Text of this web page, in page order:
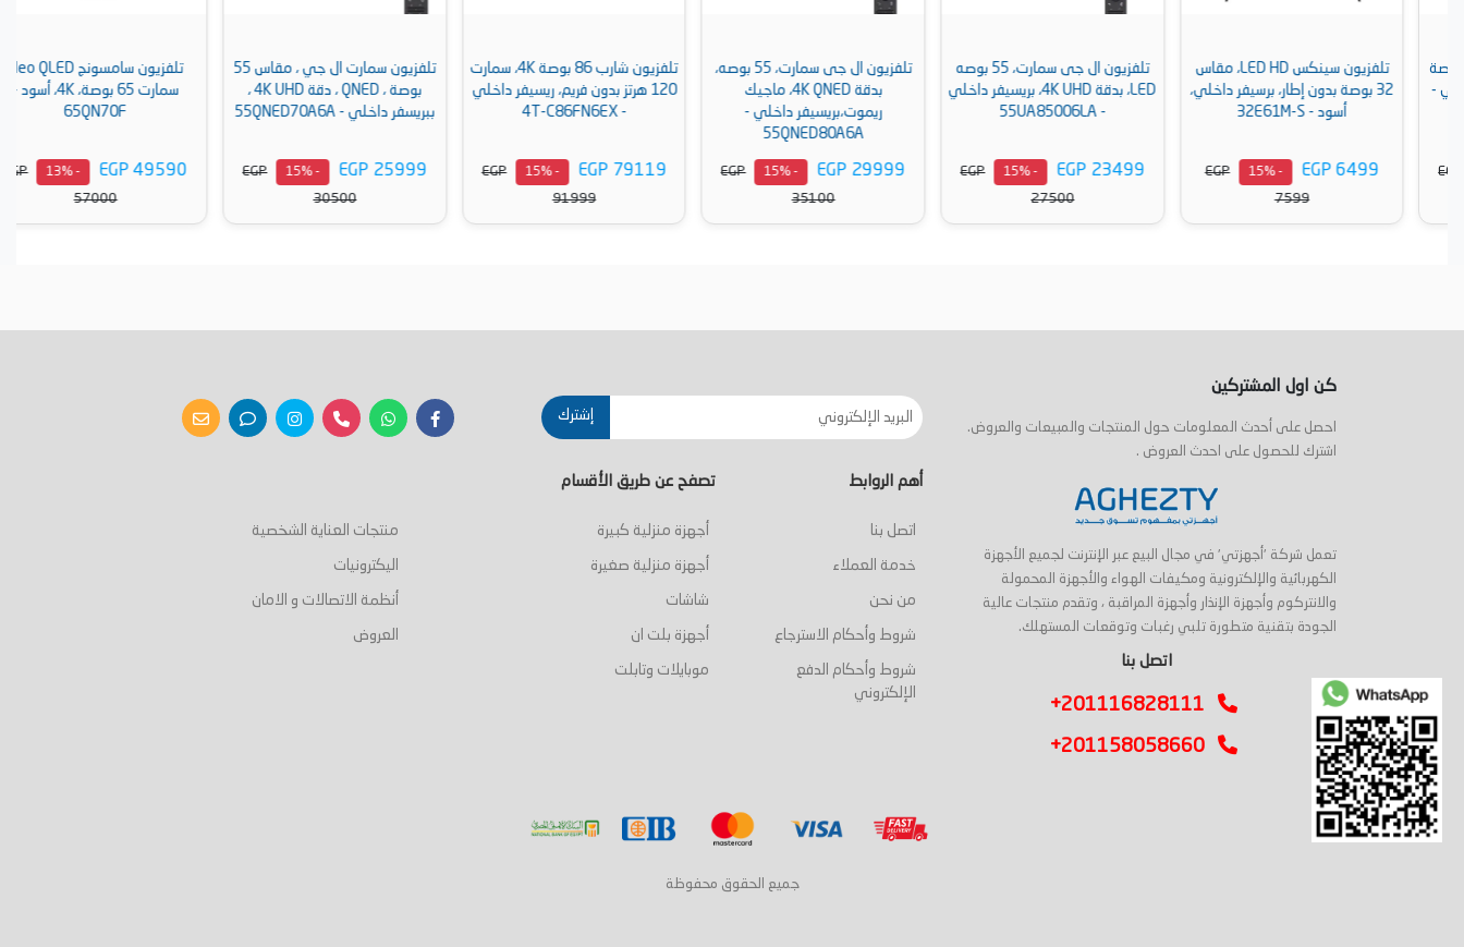
تلفزيون سينكس LED HD، مقاس
32 بوصة بدون إطار، برسيفر داخلي،
EGP 6499
- 15%
EGP
تلفزيون ال جى سمارت، 55 بوصه
LED، بدقة 4K UHD، بريسيفر داخلي
EGP 23499
- 15%
EGP
27500
تلفزيون ال جى سمارت، 55 بوصه،
بدقة 4K QNED، ماجيك
ريموت،بريسيفر داخلي -
55QNED80A6A
EGP 29999
- 15%
EGP
35100
تلفزيون شارب 86 بوصة 4K، سمارت
120 هرتز بدون فريم، ريسيفر داخلي
EGP 79119
- 15%
EGP
91999
تلفزيون سمارت ال جي ، مقاس 55
بوصة ، QNED ، دقة 4K UHD ،
ببريسفر داخلي - 55QNED70A6A
EGP 25999
- 15%
EGP
30500
تلفزيون سامسونج Neo QLED
سمارت 65 بوصة، 4K، أسود -
65QN70F
EGP 49590
- 13%
EGP
57000
كن اول المشتركين
احصل على أحدث المعلومات حول المنتجات والمبيعات والعروض.
اشترك للحصول على احدث العروض .
إشترك
تعمل شركة 'أجهزتي' في مجال البيع عبر الإنترنت لجميع الأجهزة
الكهربائية والإلكترونية ومكيفات الهواء والأجهزة المحمولة
والانتركوم وأجهزة الإنذار وأجهزة المراقبة ، وتقدم منتجات عالية
الجودة بتقنية متطورة تلبي رغبات وتوقعات المستهلك.
اتصل بنا
+201116828111
+201158058660
أهم الروابط
اتصل بنا
خدمة العملاء
من نحن
شروط وأحكام الاسترجاع
شروط وأحكام الدفع
الإلكتروني
تصفح عن طريق الأقسام
أجهزة منزلية كبيرة
أجهزة منزلية صغيرة
شاشات
أجهزة بلت ان
موبايلات وتابلت
منتجات العناية الشخصية
اليكترونيات
أنظمة الاتصالات و الامان
العروض
جميع الحقوق محفوظة